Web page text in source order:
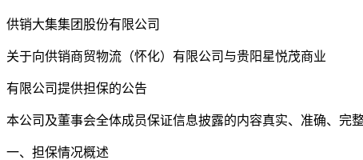
供销大集集团股份有限公司
关于向供销商贸物流（怀化）有限公司与贵阳星悦茂商业
有限公司提供担保的公告
本公司及董事会全体成员保证信息披露的内容真实、准确、完
一、担保情况概述